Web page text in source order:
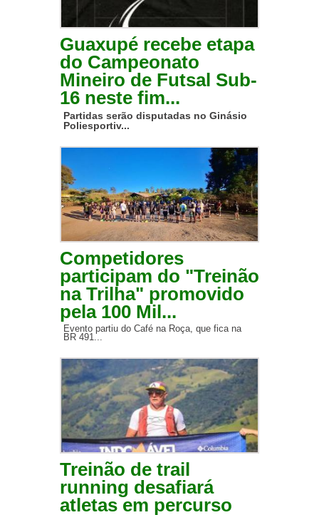
Guaxupé recebe etapa
do Campeonato
Mineiro de Futsal Sub-
16 neste fim...
Partidas serão disputadas no Ginásio
Poliesportiv...
Competidores
participam do "Treinão
na Trilha" promovido
pela 100 Mil...
Evento partiu do Café na Roça, que fica na
BR 491...
Treinão de trail
running desafiará
atletas em percurso